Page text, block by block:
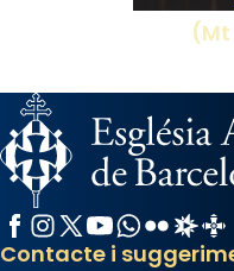
missa d’acció
comitè
col·laboradors, a
L’arquebisbe de
Josep Omella, ha
concelebrat el
Mons. David
Facebook
Instagram
X / Twitter
YouTube
WhatsApp
FlickrRadio
Contacte i